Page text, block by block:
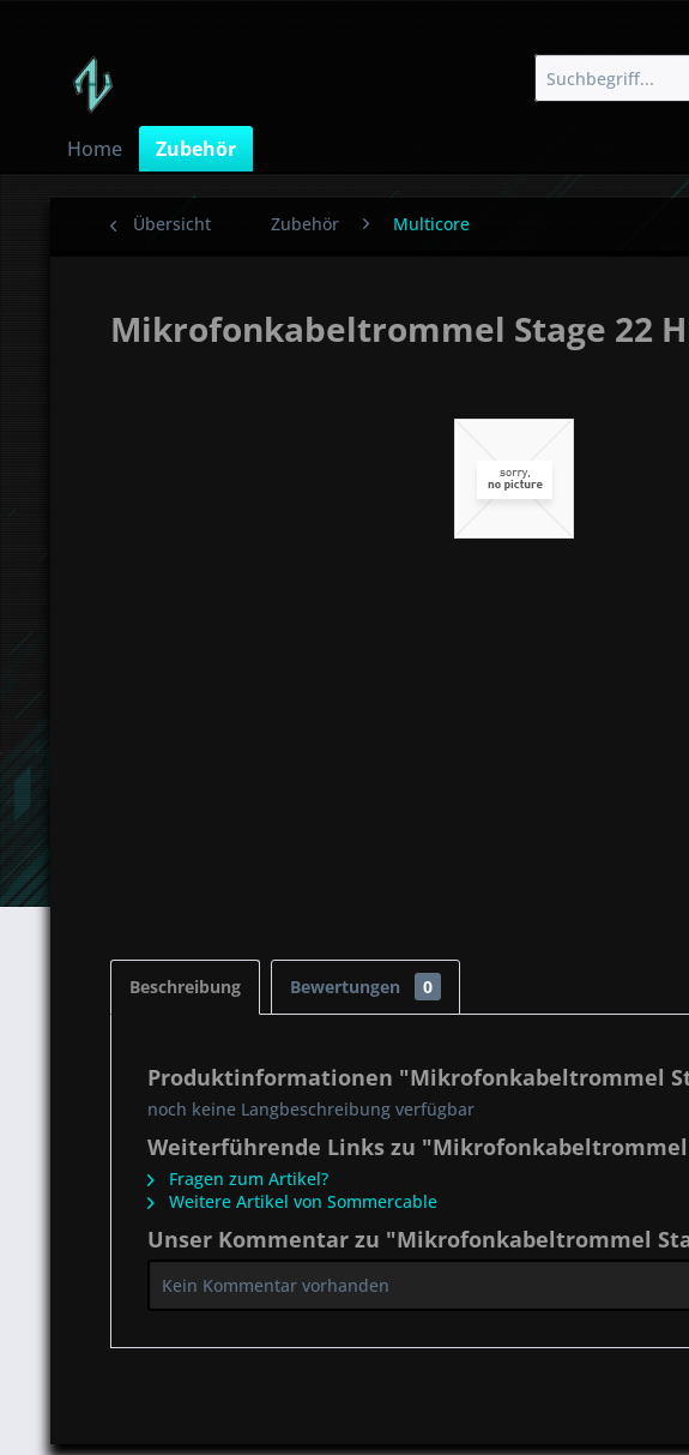
Home Zubehör
Übersicht Zubehör Multicore
Mikrofonkabeltrommel Stage 22
Beschreibung Bewertungen 0
Produktinformationen "Mikrofonkabeltrommel
noch keine Langbeschreibung verfügbar
Weiterführende Links zu "Mikrofonkabeltrommel
Fragen zum Artikel?
Weitere Artikel von Sommercable
Unser Kommentar zu "Mikrofonkabeltrommel
Kein Kommentar vorhanden